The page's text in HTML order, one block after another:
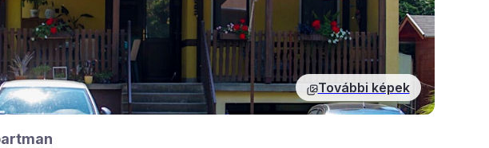
További képek